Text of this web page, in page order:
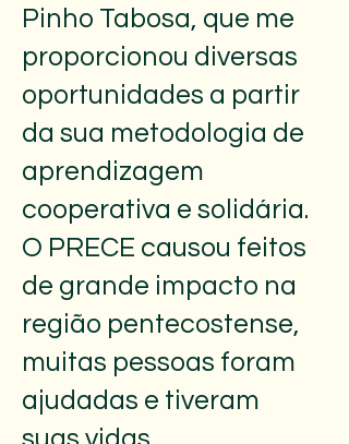
Pinho Tabosa, que me
proporcionou diversas
oportunidades a partir
da sua metodologia de
aprendizagem
cooperativa e solidária.
O PRECE causou feitos
de grande impacto na
região pentecostense,
muitas pessoas foram
ajudadas e tiveram